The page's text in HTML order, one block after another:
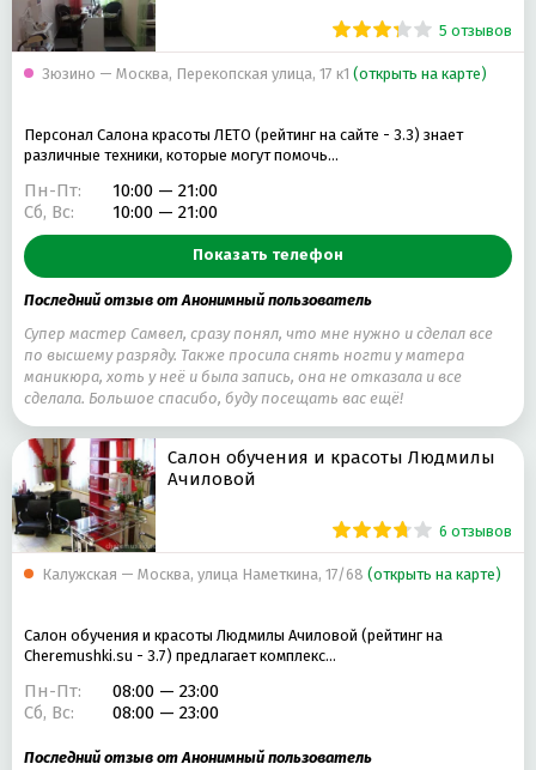
5 отзывов
Зюзино — Москва, Перекопская улица, 17 к1 (открыть на карте)
Персонал Салона красоты ЛЕТО (рейтинг на сайте - 3.3) знает
различные техники, которые могут помочь…
Пн-Пт:
10:00 — 21:00
Сб, Вс:
10:00 — 21:00
Показать телефон
Последний отзыв от Анонимный пользователь
Супер мастер Самвел, сразу понял, что мне нужно и сделал все
по высшему разряду. Также просила снять ногти у матера
маникюра, хоть у неё и была запись, она не отказала и все
сделала. Большое спасибо, буду посещать вас ещё!
Салон обучения и красоты Людмилы
Ачиловой
6 отзывов
Калужская — Москва, улица Наметкина, 17/68 (открыть на карте)
Салон обучения и красоты Людмилы Ачиловой (рейтинг на
Cheremushki.su - 3.7) предлагает комплекс…
Пн-Пт:
08:00 — 23:00
Сб, Вс:
08:00 — 23:00
Последний отзыв от Анонимный пользователь